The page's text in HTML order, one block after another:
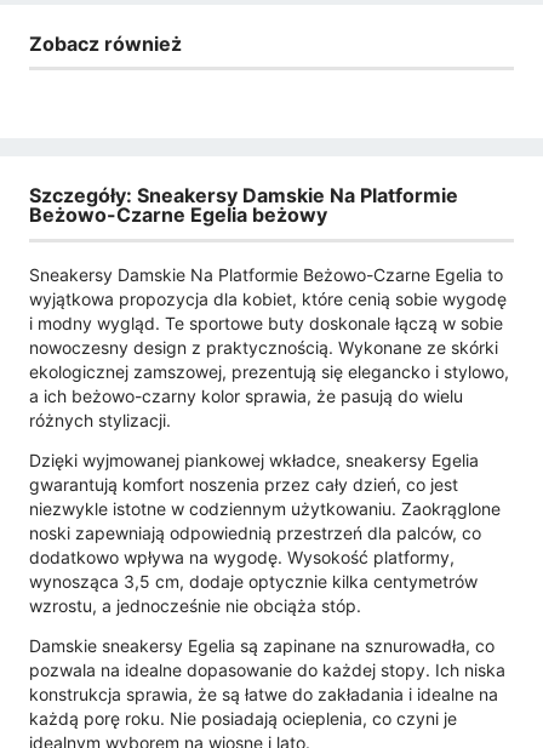
Zobacz również
Szczegóły: Sneakersy Damskie Na Platformie
Beżowo-Czarne Egelia beżowy
Sneakersy Damskie Na Platformie Beżowo-Czarne Egelia to
wyjątkowa propozycja dla kobiet, które cenią sobie wygodę
i modny wygląd. Te sportowe buty doskonale łączą w sobie
nowoczesny design z praktycznością. Wykonane ze skórki
ekologicznej zamszowej, prezentują się elegancko i stylowo,
a ich beżowo-czarny kolor sprawia, że pasują do wielu
różnych stylizacji.
Dzięki wyjmowanej piankowej wkładce, sneakersy Egelia
gwarantują komfort noszenia przez cały dzień, co jest
niezwykle istotne w codziennym użytkowaniu. Zaokrąglone
noski zapewniają odpowiednią przestrzeń dla palców, co
dodatkowo wpływa na wygodę. Wysokość platformy,
wynosząca 3,5 cm, dodaje optycznie kilka centymetrów
wzrostu, a jednocześnie nie obciąża stóp.
Damskie sneakersy Egelia są zapinane na sznurowadła, co
pozwala na idealne dopasowanie do każdej stopy. Ich niska
konstrukcja sprawia, że są łatwe do zakładania i idealne na
każdą porę roku. Nie posiadają ocieplenia, co czyni je
idealnym wyborem na wiosnę i lato.